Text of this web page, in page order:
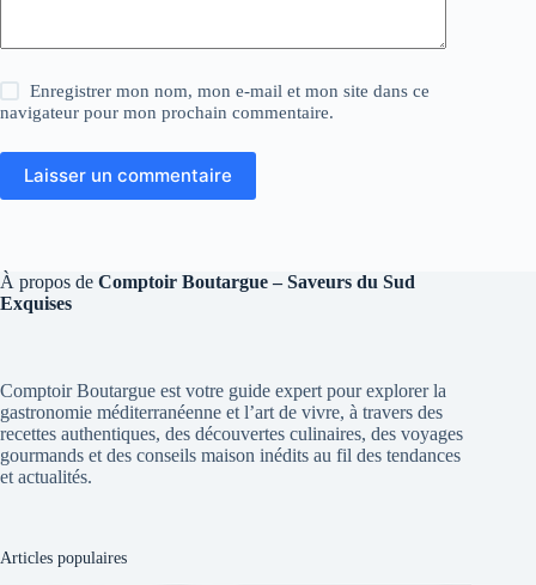
Enregistrer mon nom, mon e-mail et mon site dans ce
navigateur pour mon prochain commentaire.
Laisser un commentaire
À propos de Comptoir Boutargue – Saveurs du Sud
Exquises
Comptoir Boutargue est votre guide expert pour explorer la
gastronomie méditerranéenne et l’art de vivre, à travers des
recettes authentiques, des découvertes culinaires, des voyages
gourmands et des conseils maison inédits au fil des tendances
et actualités.
Articles populaires